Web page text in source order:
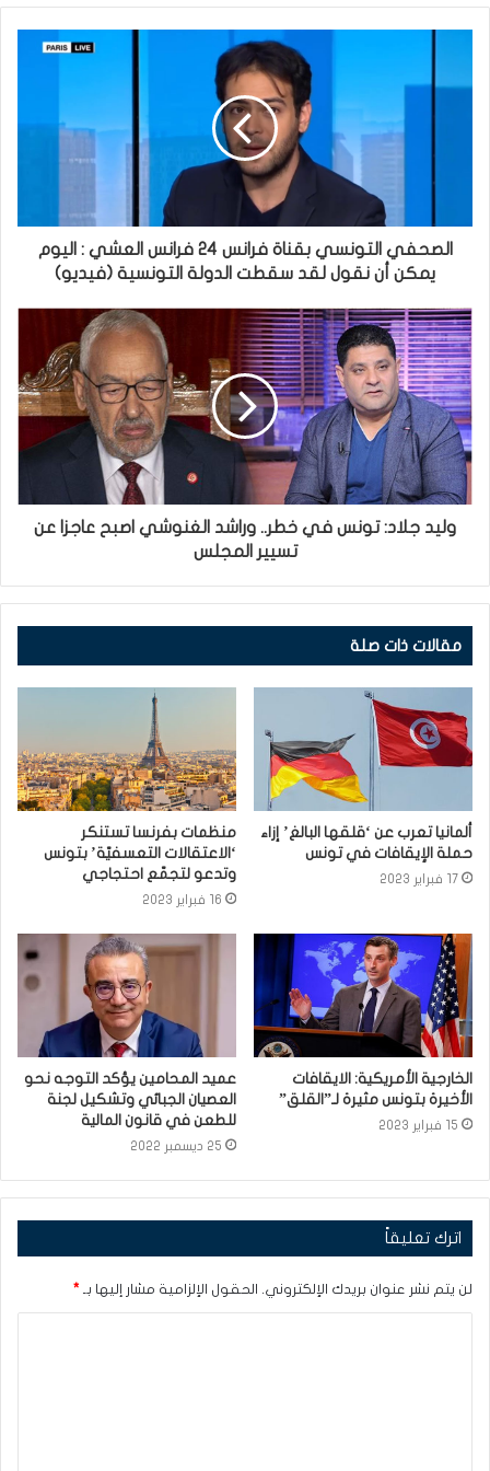
الصحفي التونسي بقناة فرانس 24 فرانس العشي : اليوم
يمكن أن نقول لقد سقطت الدولة التونسية (فيديو)
وليد جلاد: تونس في خطر.. وراشد الغنوشي اصبح عاجزا عن
تسيير المجلس
مقالات ذات صلة
ألمانيا تعرب عن ‘قلقها البالغ’ إزاء
حملة الإيقافات في تونس
17 فبراير 2023
منظمات بفرنسا تستنكر
‘الاعتقالات التعسفيّة’ بتونس
وتدعو لتجمّع احتجاجي
16 فبراير 2023
الخارجية الأمريكية: الايقافات
الأخيرة بتونس مثيرة لـ”القلق”
15 فبراير 2023
عميد المحامين يؤكد التوجه نحو
العصيان الجبائي وتشكيل لجنة
للطعن في قانون المالية
25 ديسمبر 2022
اترك تعليقاً
لن يتم نشر عنوان بريدك الإلكتروني. الحقول الإلزامية مشار إليها بـ *